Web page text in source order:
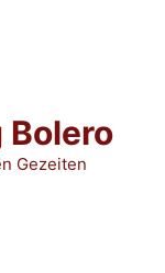
Bolero
Gezeiten